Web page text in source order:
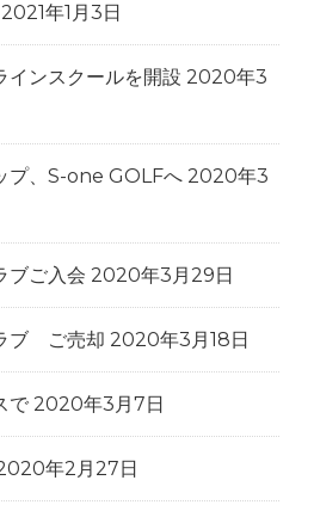
2021年1月3日
インスクールを開設 2020年3
プ、S-one GOLFへ 2020年3
ブご入会 2020年3月29日
ブ ご売却 2020年3月18日
で 2020年3月7日
年2月27日